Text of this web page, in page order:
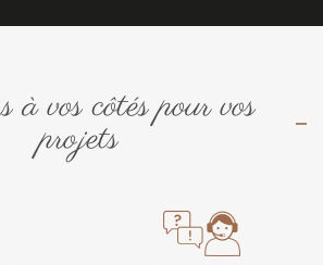
à vos côtés pour vos
projets